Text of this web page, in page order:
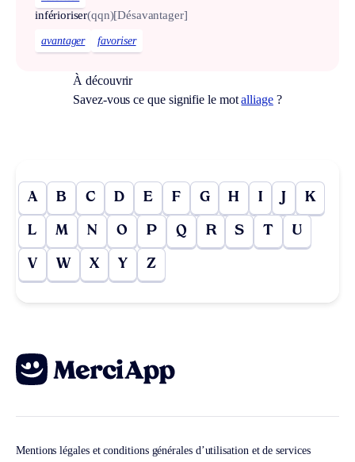
inférioriser(qqn)[Désavantager]
avantager favoriser
À découvrir
Savez-vous ce que signifie le motalliage?
A B C D E F G H I J K
L M N O P Q R S T U
V W X Y Z
Mentions légales et conditions générales d’utilisation et de services